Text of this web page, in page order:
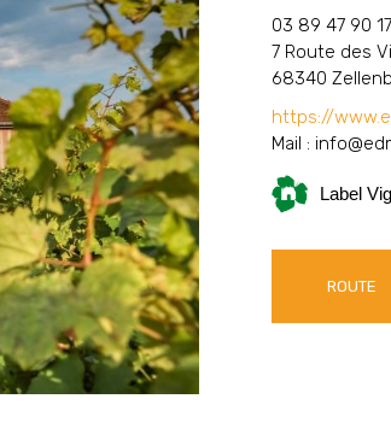
03 89 47 90 17
7 Route des
68340
https://
Mail :
Label
ROUTE